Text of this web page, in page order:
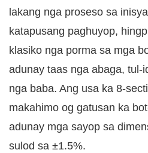
lakang nga proseso sa
katapusang paghuyop,
klasiko nga porma sa mga
adunay taas nga abaga, tul-
nga baba. Ang usa ka 8-
makahimo og gatusan ka
adunay mga sayop sa
sulod sa ±1.5%.